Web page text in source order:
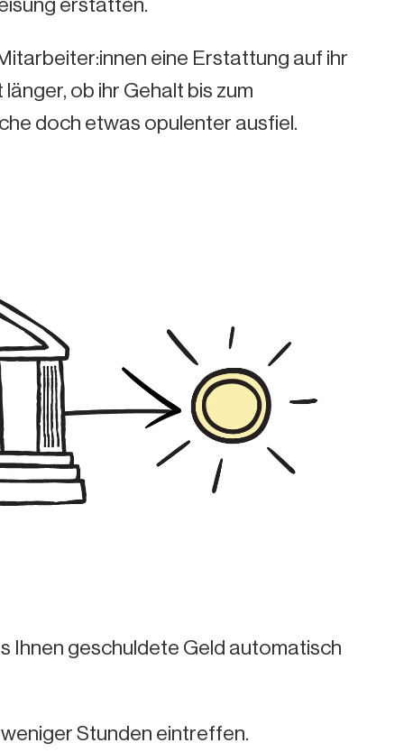
eine Erstattung auf ihr
ob ihr Gehalt bis zum
doch etwas opulenter ausfiel.
Ihnen geschuldete Geld automatisch
Stunden eintreffen.